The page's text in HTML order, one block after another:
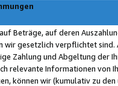
Beträge, auf deren
wir gesetzlich verpflichtet
Zahlung und Abgeltung der
relevante Informationen von
können wir (kumulativ zu